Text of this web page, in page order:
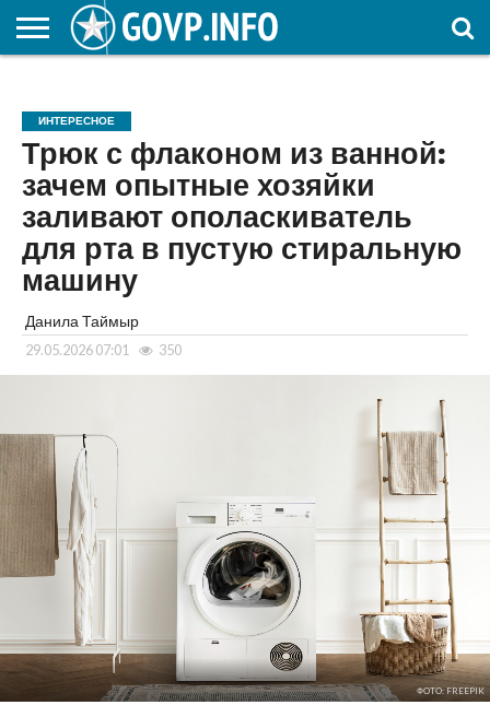
ОБРАЗОВАНИЕ
ИНТЕРЕСНОЕ
Трюк с флаконом из ванной:
зачем опытные хозяйки
заливают ополаскиватель
для рта в пустую стиральную
машину
Данила Таймыр
29.05.2026 07:01 350
ФОТО: FREEPIK